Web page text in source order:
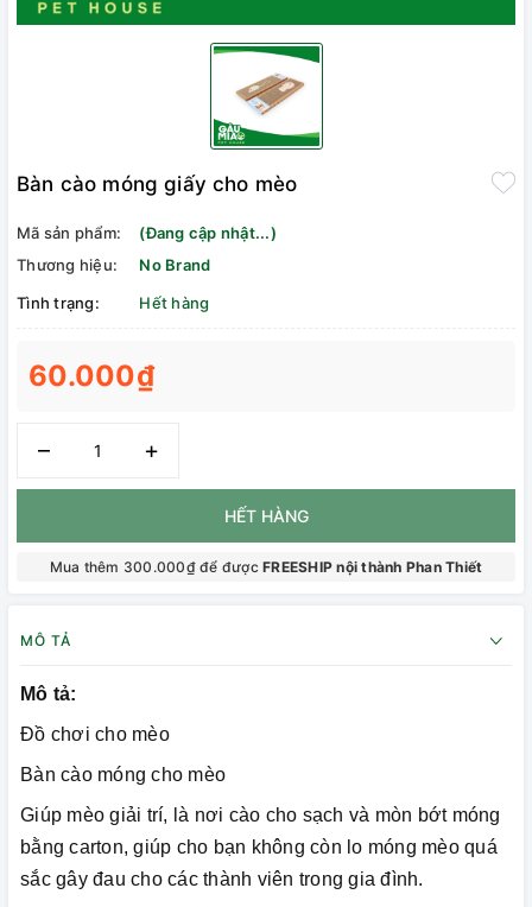
Bàn cào móng giấy cho mèo
Mã sản phẩm:
(Đang cập nhật...)
Thương hiệu:
No Brand
Tình trạng:
Hết hàng
60.000₫
– +
HẾT HÀNG
Mua thêm 300.000₫ để đượcFREESHIP nội thành Phan Thiết
MÔ TẢ
Mô tả:
Đồ chơi cho mèo
Bàn cào móng cho mèo
Giúp mèo giải trí, là nơi cào cho sạch và mòn bớt móng
bằng carton, giúp cho bạn không còn lo móng mèo quá
sắc gây đau cho các thành viên trong gia đình.